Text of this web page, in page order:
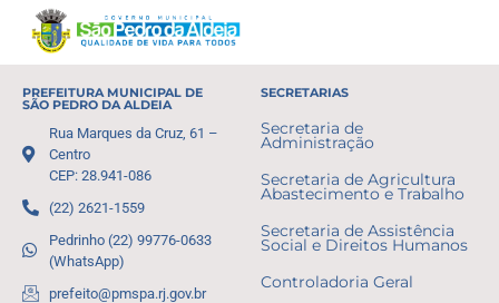
PREFEITURA MUNICIPAL DE
SÃO PEDRO DA ALDEIA
Rua Marques da Cruz, 61 –
Centro
CEP: 28.941-086
(22) 2621-1559
Pedrinho (22) 99776-0633
(WhatsApp)
prefeito@pmspa.rj.gov.br
SECRETARIAS
Secretaria de
Administração
Secretaria de Agricultura
Abastecimento e Trabalho
Secretaria de Assistência
Social e Direitos Humanos
Controladoria Geral